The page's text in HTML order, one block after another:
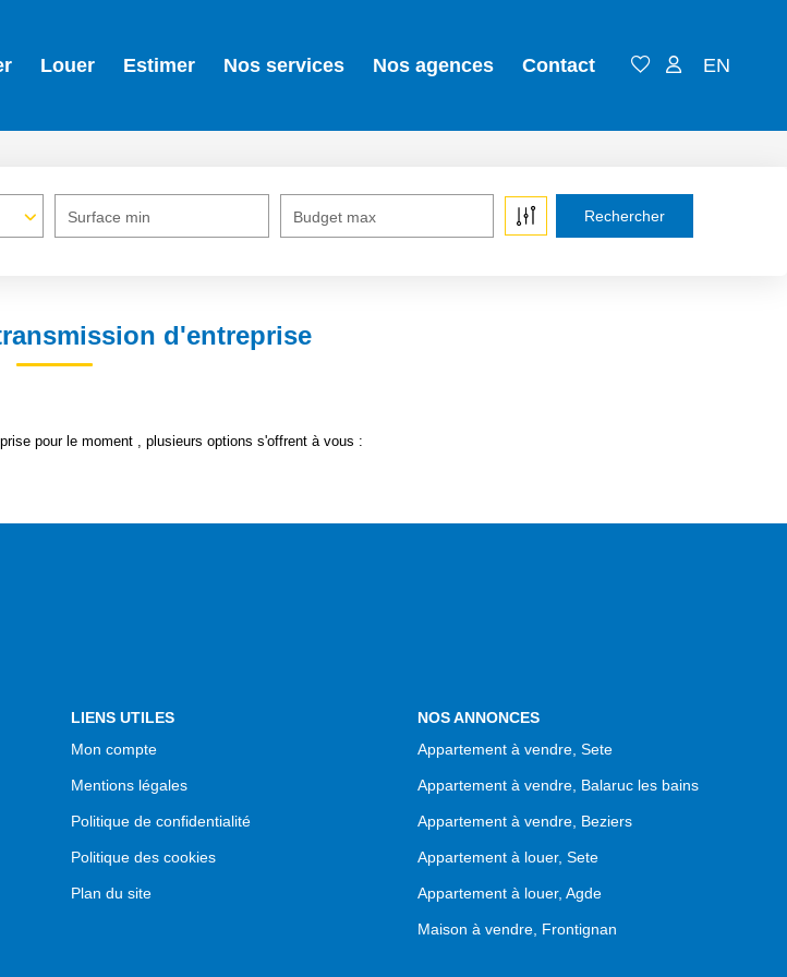
Louer Estimer Nos services Nos agences Contact EN
Surface min Budget max
d'entreprise
pour le moment , plusieurs options s'offrent à vous :
LIENS UTILES
Mon compte
Mentions légales
Politique de confidentialité
Politique des cookies
Plan du site
NOS ANNONCES
Appartement à vendre, Sete
Appartement à vendre, Balaruc les bains
Appartement à vendre, Beziers
Appartement à louer, Sete
Appartement à louer, Agde
Maison à vendre, Frontignan